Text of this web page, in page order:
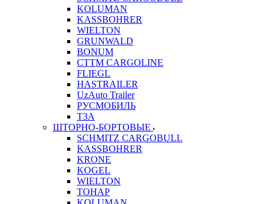
KOLUMAN
KASSBOHRER
WIELTON
GRUNWALD
BONUM
CTTM CARGOLINE
FLIEGL
HASTRAILER
UzAuto Trailer
РУСМОБИЛЬ
ТЗА
ШТОРНО-БОРТОВЫЕ
SCHMITZ CARGOBULL
KASSBOHRER
KRONE
KOGEL
WIELTON
ТОНАР